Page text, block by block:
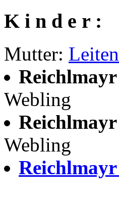
K i n d e r :
Mutter:
Webling
Webling